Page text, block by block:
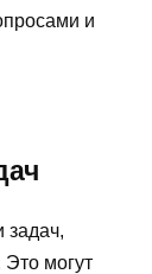
и
задач,
Это могут